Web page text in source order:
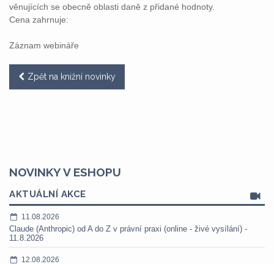
věnujících se obecně oblasti daně z přidané hodnoty.
Cena zahrnuje:
Záznam webináře
Zpět na knižní novinky
NOVINKY V ESHOPU
AKTUÁLNÍ AKCE
11.08.2026
Claude (Anthropic) od A do Z v právní praxi (online - živé vysílání) -
11.8.2026
12.08.2026